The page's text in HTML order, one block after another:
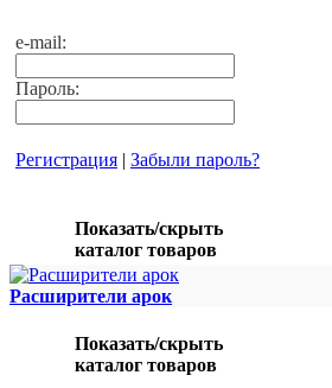
e-mail:
Пароль:
Регистрация | Забыли пароль?
Показать/скрыть
каталог товаров
Расширители арок
Показать/скрыть
каталог товаров